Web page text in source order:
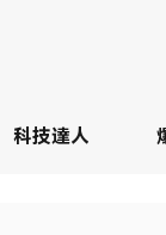
科技達人